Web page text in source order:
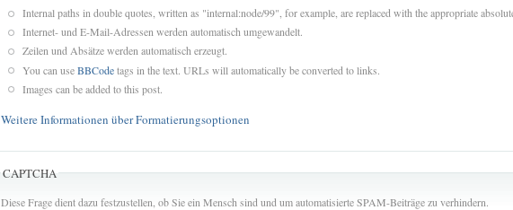
Internal paths in double quotes, written as "internal:node/99", for example, are replaced with the appropriate
Internet- und E-Mail-Adressen werden automatisch umgewandelt.
Zeilen und Absätze werden automatisch erzeugt.
You can useBBCodetags in the text. URLs will automatically be converted to links.
Images can be added to this post.
Weitere Informationen über Formatierungsoptionen
CAPTCHA
Diese Frage dient dazu festzustellen, ob Sie ein Mensch sind und um automatisierte SPAM-Beiträge zu verhindern.